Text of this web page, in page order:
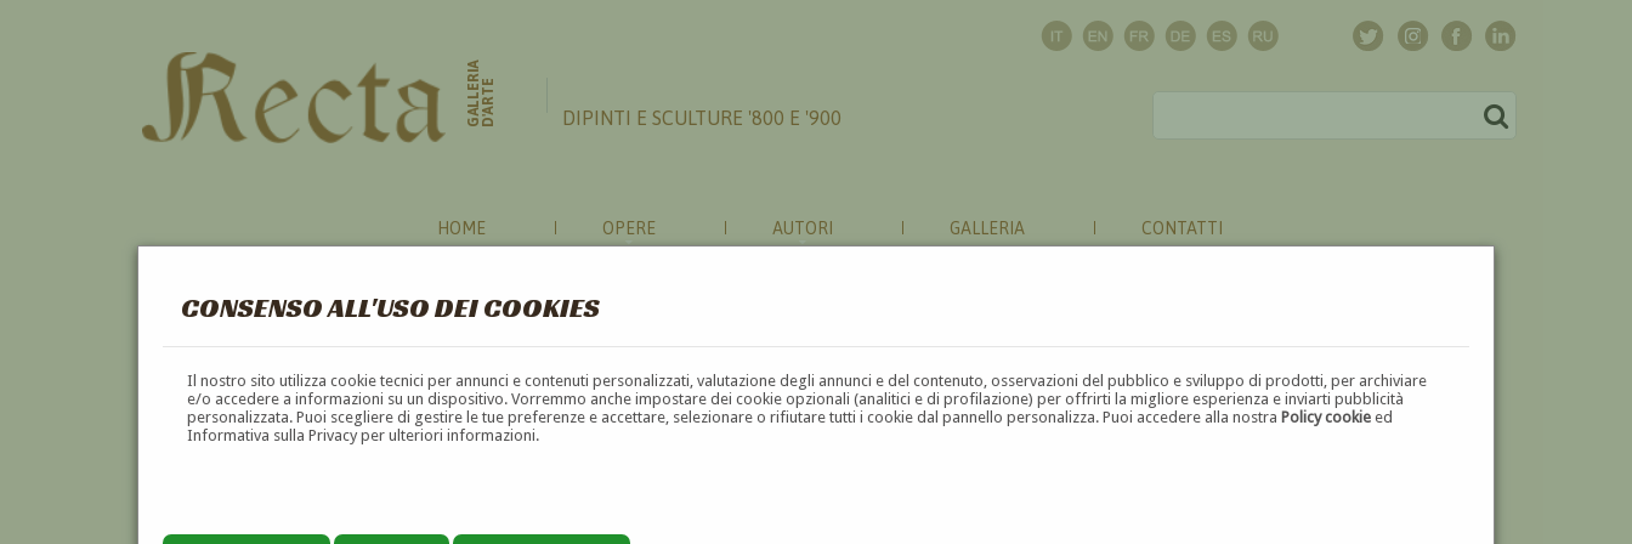
CONSENSO ALL'USO DEI COOKIES
Il nostro sito utilizza cookie tecnici per annunci e contenuti personalizzati, valutazione degli annunci e del contenuto, osservazioni del pubblico e sviluppo di prodotti, per archiviare
e/o accedere a informazioni su un dispositivo. Vorremmo anche impostare dei cookie opzionali (analitici e di profilazione) per offrirti la migliore esperienza e inviarti pubblicità
personalizzata. Puoi scegliere di gestire le tue preferenze e accettare, selezionare o rifiutare tutti i cookie dal pannello personalizza. Puoi accedere alla nostraPolicy cookie ed
Informativa sulla Privacy per ulteriori informazioni.
GALLERIAD'ARTE DIPINTI E SCULTURE '800 E '900
HOME OPERE AUTORI GALLERIA CONTATTI
ASTRATTO
A B C D E F G H I J K L M N O P Q R S T U V W X Y Z ⬅